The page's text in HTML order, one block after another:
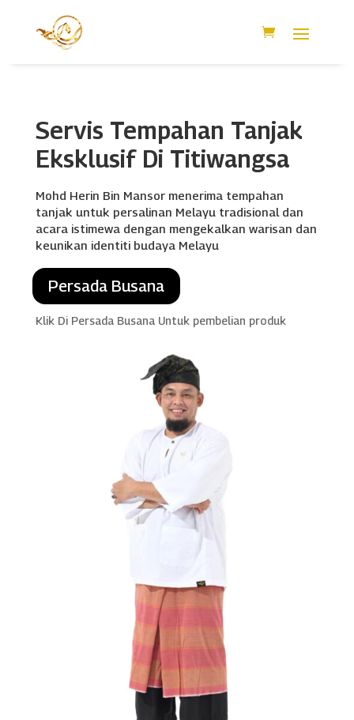
Servis Tempahan Tanjak
Eksklusif Di Titiwangsa
Mohd Herin Bin Mansor menerima tempahan
tanjak untuk persalinan Melayu tradisional dan
acara istimewa dengan mengekalkan warisan dan
keunikan identiti budaya Melayu
Persada Busana
Klik Di Persada Busana Untuk pembelian produk